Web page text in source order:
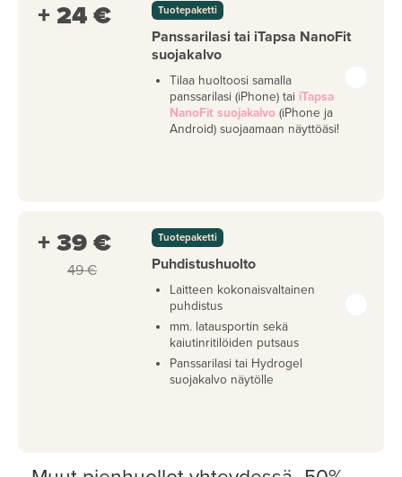
+ 24 € Tuotepaketti
Panssarilasi tai iTapsa NanoFit
suojakalvo
Tilaa huoltoosi samalla
panssarilasi (iPhone) tai iTapsa
NanoFit suojakalvo (iPhone ja
Android) suojaamaan näyttöäsi!
+ 39 €
49 €
Tuotepaketti
Puhdistushuolto
Laitteen kokonaisvaltainen
puhdistus
mm. latausportin sekä
kaiutinritilöiden putsaus
Panssarilasi tai Hydrogel
suojakalvo näytölle